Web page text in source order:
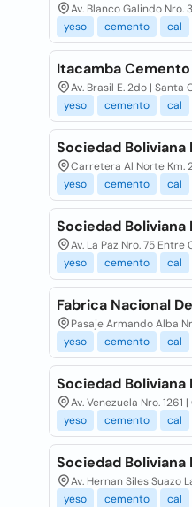
Av. Blanco Galindo
yeso
cemento cal
Itacamba Cemento
Av. Brasil E. 2do |
yeso
cemento cal
Sociedad Boliviana
Carretera Al Norte Km.
yeso
cemento cal
Sociedad Boliviana
Av. La Paz Nro. 75
yeso
cemento cal
Fabrica Nacional
Pasaje Armando Alba
yeso
cemento cal
Sociedad Boliviana
Av. Venezuela Nro.
yeso
cemento cal
Sociedad Boliviana
Av. Hernan Siles Suazo
yeso
cemento cal